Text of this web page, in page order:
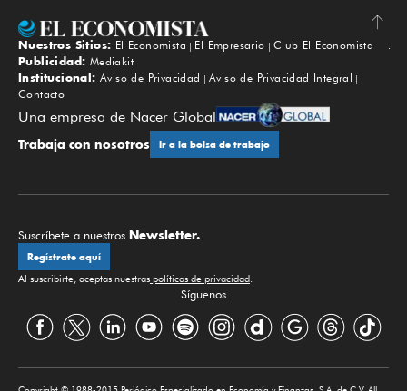
Subir
Nuestros Sitios: El Economista El Empresario
Club El Economista
Publicidad: Mediakit
Institucional: Aviso de Privacidad
Aviso de Privacidad Integral
Contacto
Una empresa de Nacer Global
Trabaja con nosotros Ir a la bolsa de trabajo
Suscríbete a nuestros Newsletter.
Regístrate aquí
Al suscribirte, aceptas nuestras políticas de privacidad.
Síguenos